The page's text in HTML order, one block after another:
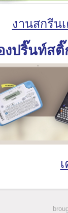
งานสกรีน
งปริ๊นท์สติ๊